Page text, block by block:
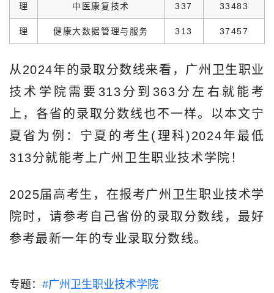
理 中医康复技术 337 33483
理 健康大数据管理与服务 313 37457
从2024年的录取分数线来看，广州卫生职业
技术学院需要313分到363分左右就能考
上，各省的录取分数线也不一样。以本文宁
夏省为例：宁夏的考生(理科)2024年最低
313分就能考上广州卫生职业技术学院！
2025届高考生，在报考广州卫生职业技术学
院时，请参考自己省份的录取分数线，最好
参考最新一年的专业录取分数线。
专题： #广州卫生职业技术学院